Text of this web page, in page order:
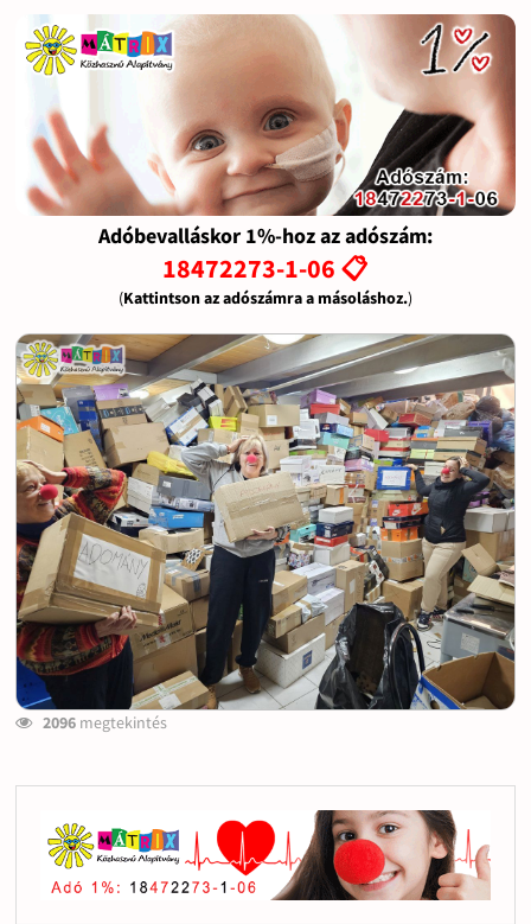
Adóbevalláskor 1%-hoz az adószám:
18472273-1-06 📋
(Kattintson az adószámra a másoláshoz.)
2096megtekintés